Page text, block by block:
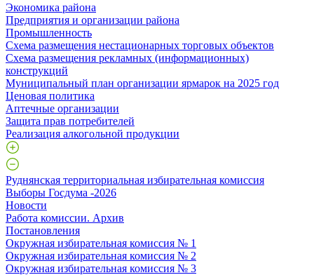
Экономика района
Предприятия и организации района
Промышленность
Схема размещения нестационарных торговых объектов
Схема размещения рекламных (информационных)
конструкций
Муниципальный план организации ярмарок на 2025 год
Ценовая политика
Аптечные организации
Защита прав потребителей
Реализация алкогольной продукции
Руднянская территориальная избирательная комиссия
Выборы Госдума -2026
Новости
Работа комиссии. Архив
Постановления
Окружная избирательная комиссия № 1
Окружная избирательная комиссия № 2
Окружная избирательная комиссия № 3